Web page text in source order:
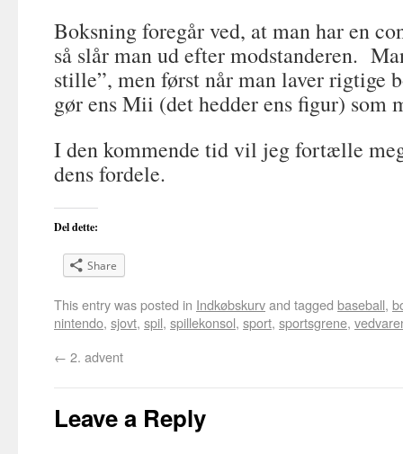
Boksning foregår ved, at man har en
så slår man ud efter modstanderen.
stille”, men først når man laver rigtige
gør ens Mii (det hedder ens figur) som
I den kommende tid vil jeg fortælle
dens fordele.
Del dette:
Share
This entry was posted in Indkøbskurvand tagged baseball,
nintendo, sjovt, spil, spillekonsol, sport, sportsgrene,
← 2. advent
Leave a Reply